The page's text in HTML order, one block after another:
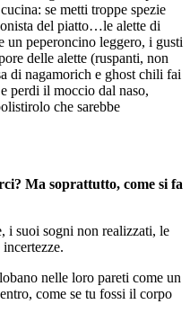
se metti troppe spezie
del piatto…le alette di
un peperoncino leggero, i gusti
delle alette (ruspanti, non
di nagamorich e ghost chili fai
perdi il moccio dal naso,
che sarebbe
Ma soprattutto, come si fa
i suoi sogni non realizzati, le
nelle loro pareti come un
come se tu fossi il corpo